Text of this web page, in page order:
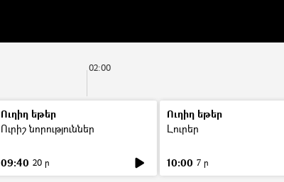
02:00
Ուղիղ եթեր
Ուրիշ նորություններ
09:40 20 ր
Ուղիղ եթեր
Լուրեր
10:00 7 ր